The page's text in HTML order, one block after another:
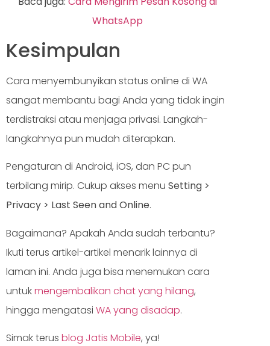
WhatsApp
Kesimpulan
Cara menyembunyikan status online di WA
sangat membantu bagi Anda yang tidak ingin
terdistraksi atau menjaga privasi. Langkah-
langkahnya pun mudah diterapkan.
Pengaturan di Android, iOS, dan PC pun
terbilang mirip. Cukup akses menu Setting >
Privacy > Last Seen and Online.
Bagaimana? Apakah Anda sudah terbantu?
Ikuti terus artikel-artikel menarik lainnya di
laman ini. Anda juga bisa menemukan cara
untukmengembalikan chat yang hilang,
hingga mengatasi WA yang disadap.
Simak terus blog Jatis Mobile, ya!